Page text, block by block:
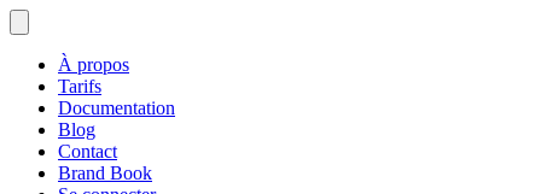
À propos
Tarifs
Documentation
Blog
Contact
Brand Book